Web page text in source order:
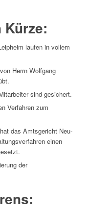
laufen in vollem
Herrn Wolfgang
sind gesichert.
Verfahren zum
das Amtsgericht Neu-
einen
der